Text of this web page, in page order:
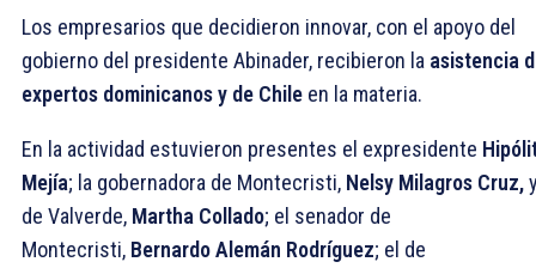
Los empresarios que decidieron innovar, con el apoyo del
gobierno del presidente Abinader, recibieron la asistencia
expertos dominicanos y de Chile en la materia.
En la actividad estuvieron presentes el expresidente
Mejía; la gobernadora de Montecristi, Nelsy Milagros Cruz,
de Valverde, Martha Collado; el senador de
Montecristi, Bernardo Alemán Rodríguez; el de